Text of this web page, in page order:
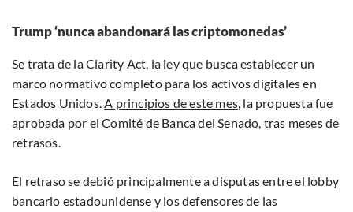
Trump ‘nunca abandonará las criptomonedas’
Se trata de la Clarity Act, la ley que busca establecer un
marco normativo completo para los activos digitales en
Estados Unidos.A principios de este mes, la propuesta fue
aprobada por el Comité de Banca del Senado, tras meses de
retrasos.
El retraso se debió principalmente a disputas entre el lobby
bancario estadounidense y los defensores de las